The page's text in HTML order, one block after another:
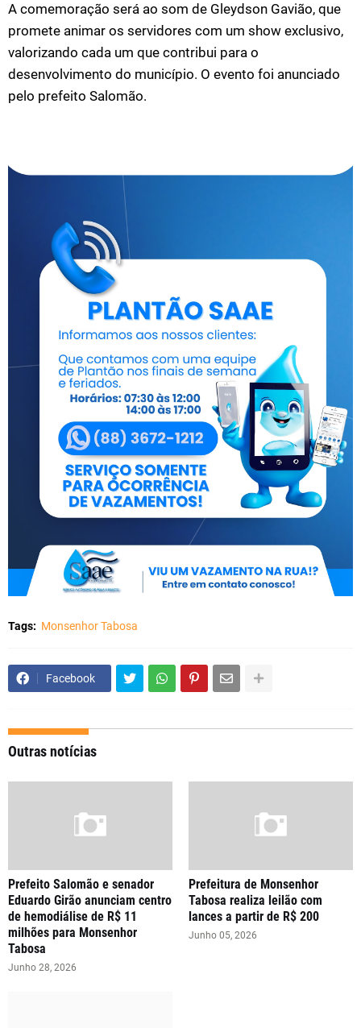
A comemoração será ao som de Gleydson Gavião, que
promete animar os servidores com um show exclusivo,
valorizando cada um que contribui para o
desenvolvimento do município. O evento foi anunciado
pelo prefeito Salomão.
Tags: Monsenhor Tabosa
Facebook
Outras notícias
Prefeito Salomão e senador
Eduardo Girão anunciam centro
de hemodiálise de R$ 11
milhões para Monsenhor
Tabosa
Junho 28, 2026
Prefeitura de Monsenhor
Tabosa realiza leilão com
lances a partir de R$ 200
Junho 05, 2026